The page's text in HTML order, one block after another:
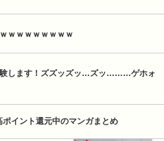
ｗｗｗｗｗｗｗｗ
験します！ズズッズッ…ズッ………ゲホォ
イント還元中のマンガまとめ